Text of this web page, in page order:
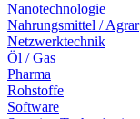
Nanotechnologie
Nahrungsmittel / Agrar
Netzwerktechnik
Öl / Gas
Pharma
Rohstoffe
Software